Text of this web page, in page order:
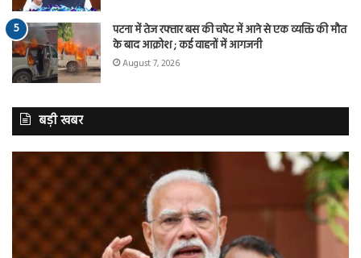
पटना में तेज रफ्तार बस की चपेट में आने से एक व्यक्ति की मौत
के बाद आक्रोश ; कई वाहनों में आगजनी
August 7, 2026
बड़ी खबर